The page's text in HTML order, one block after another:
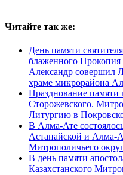
Читайте так же:
День памяти
блаженного
Александр совершил
храме микрорайона
Празднование памяти
Сторожевского.
Литургию в
В Алма-Ате
Астанайской и Алма-
Митрополичьего
В день памяти
Казахстанского